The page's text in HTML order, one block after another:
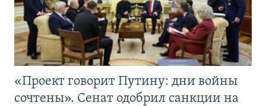
«Проект говорит Путину: дни войны
сочтены». Сенат одобрил санкции на